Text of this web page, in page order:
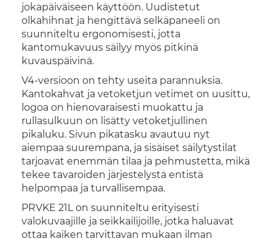
jokapäiväiseen käyttöön. Uudistetut
olkahihnat ja hengittävä selkäpaneeli on
suunniteltu ergonomisesti, jotta
kantomukavuus säilyy myös pitkinä
kuvauspäivinä.
V4-versioon on tehty useita parannuksia.
Kantokahvat ja vetoketjun vetimet on uusittu,
logoa on hienovaraisesti muokattu ja
rullasulkuun on lisätty vetoketjullinen
pikaluku. Sivun pikatasku avautuu nyt
aiempaa suurempana, ja sisäiset säilytystilat
tarjoavat enemmän tilaa ja pehmustetta, mikä
tekee tavaroiden järjestelystä entistä
helpompaa ja turvallisempaa.
PRVKE 21L on suunniteltu erityisesti
valokuvaajille ja seikkailijoille, jotka haluavat
ottaa kaiken tarvittavan mukaan ilman